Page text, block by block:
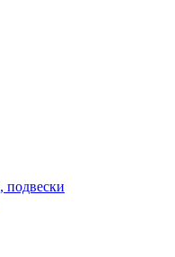
подвески